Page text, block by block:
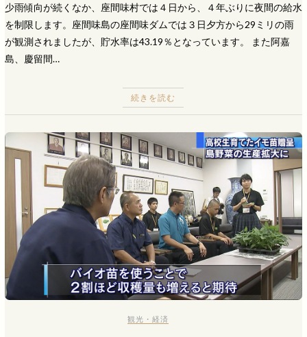
少雨傾向が続くなか、座間味村では４日から、４年ぶりに夜間の給水
を制限します。座間味島の座間味ダムでは３日夕方から29ミリの雨
が観測されましたが、貯水率は43.19％となっています。 また阿嘉
島、慶留間…
続きを読む
観光・経済